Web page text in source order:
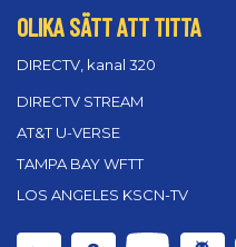
OLIKA SÄTT ATT TITTA
DIRECTV, kanal 320
DIRECTV STREAM
AT&T U-VERSE
TAMPA BAY WFTT
LOS ANGELES KSCN-TV